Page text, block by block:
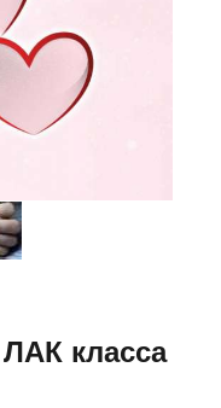
класса